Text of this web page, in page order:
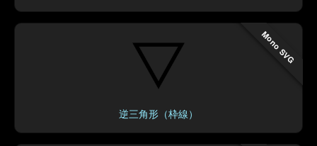
Mono SVG
逆三角形（枠線）